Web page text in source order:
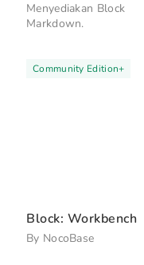
Menyediakan Block
Markdown.
Community Edition+
Block: Workbench
By NocoBase